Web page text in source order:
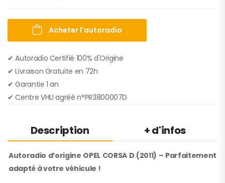
Acheter l'autoradio
✔ Autoradio Certifié 100% d'Origine
✔︎ Livraison Gratuite en 72h
✔︎ Garantie 1 an
✔︎ Centre VHU agréé n°PR3800007D
Description + d'infos
Autoradio d’origine OPEL CORSA D (2011) – Parfaitement
adapté à votre véhicule !